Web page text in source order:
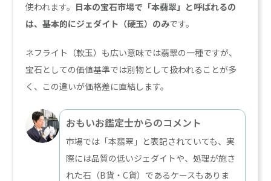
使われます。 日本の宝石市場で「本翡翠」と呼ばれるの
は、基本的にジェダイト（硬玉）のみです。
ネフライト（軟玉）も広い意味では翡翠の一種ですが、
宝石としての価値基準では別物として扱われることが多
く、この違いが価格差に直結します。
おもいお鑑定士からのコメント
市場では「本翡翠」と表記されていても、実
際には品質の低いジェダイトや、処理が施さ
れた石（B貨・C貨）であるケースもありま